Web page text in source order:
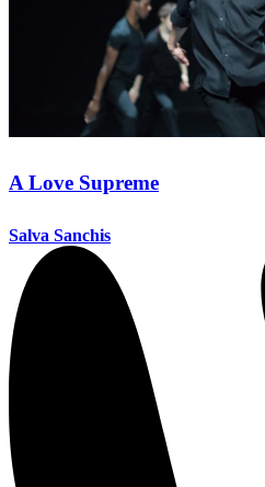
A Love Supreme
Salva Sanchis